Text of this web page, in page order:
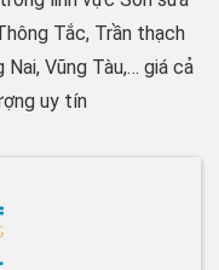
Tắc, Trần thạch
Vũng Tàu,… giá cả
uy tín